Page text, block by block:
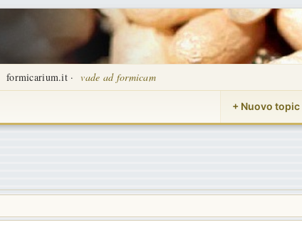
formicarium.it · vade ad formicam
+ Nuovo topic